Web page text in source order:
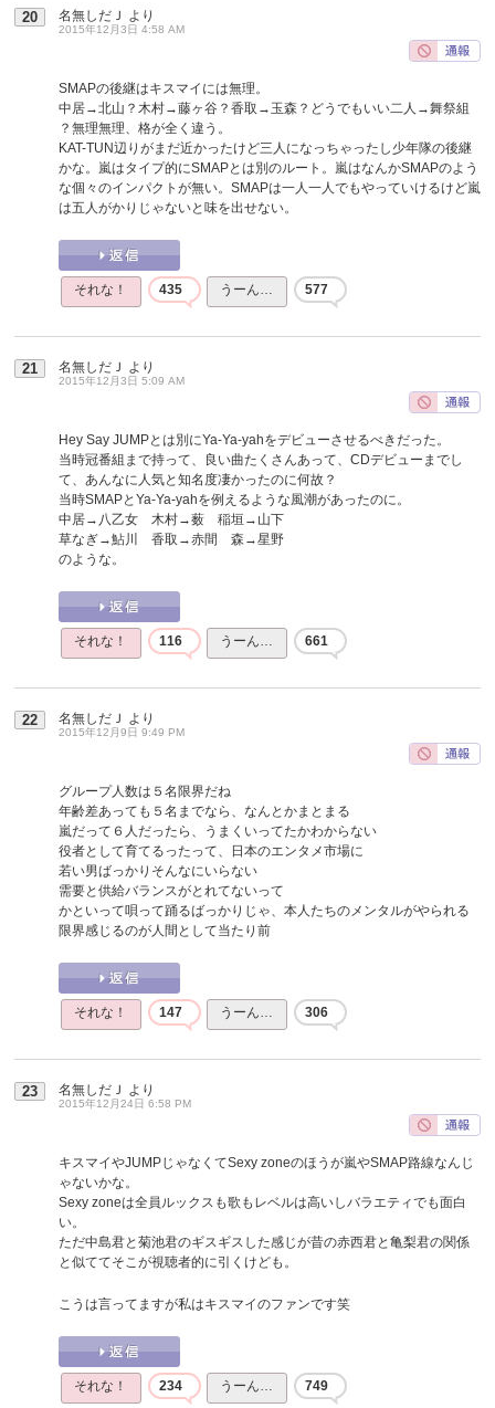
20 名無しだＪ より
2015年12月3日 4:58 AM
SMAPの後継はキスマイには無理。
中居→北山？木村→藤ヶ谷？香取→玉森？どうでもいい二人→舞祭組
？無理無理、格が全く違う。
KAT-TUN辺りがまだ近かったけど三人になっちゃったし少年隊の後継
かな。嵐はタイプ的にSMAPとは別のルート。嵐はなんかSMAPのよう
な個々のインパクトが無い。SMAPは一人一人でもやっていけるけど嵐
は五人がかりじゃないと味を出せない。
それな！ 435 うーん… 577
21 名無しだＪ より
2015年12月3日 5:09 AM
Hey Say JUMPとは別にYa-Ya-yahをデビューさせるべきだった。
当時冠番組まで持って、良い曲たくさんあって、CDデビューまでし
て、あんなに人気と知名度凄かったのに何故？
当時SMAPとYa-Ya-yahを例えるような風潮があったのに。
中居→八乙女 木村→薮 稲垣→山下
草なぎ→鮎川 香取→赤間 森→星野
のような。
それな！ 116 うーん… 661
22 名無しだＪ より
2015年12月9日 9:49 PM
グループ人数は５名限界だね
年齢差あっても５名までなら、なんとかまとまる
嵐だって６人だったら、うまくいってたかわからない
役者として育てるったって、日本のエンタメ市場に
若い男ばっかりそんなにいらない
需要と供給バランスがとれてないって
かといって唄って踊るばっかりじゃ、本人たちのメンタルがやられる
限界感じるのが人間として当たり前
それな！ 147 うーん… 306
23 名無しだＪ より
2015年12月24日 6:58 PM
キスマイやJUMPじゃなくてSexy zoneのほうが嵐やSMAP路線なんじ
ゃないかな。
Sexy zoneは全員ルックスも歌もレベルは高いしバラエティでも面白
い。
ただ中島君と菊池君のギスギスした感じが昔の赤西君と亀梨君の関係
と似ててそこが視聴者的に引くけども。
こうは言ってますが私はキスマイのファンです笑
それな！ 234 うーん… 749